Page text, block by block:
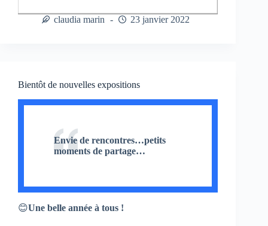
claudia marin 23 janvier 2022
Bientôt de nouvelles expositions
Envie de rencontres…petits
moments de partage…
😊Une belle année à tous !